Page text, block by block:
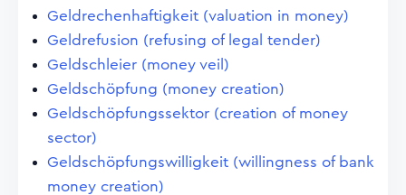
Geldrechenhaftigkeit (valuation in money)
Geldrefusion (refusing of legal tender)
Geldschleier (money veil)
Geldschöpfung (money creation)
Geldschöpfungssektor (creation of money
sector)
Geldschöpfungswilligkeit (willingness of bank
money creation)